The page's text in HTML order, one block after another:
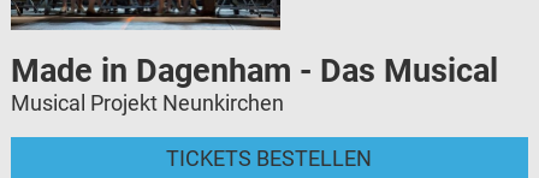
Made in Dagenham - Das Musical
Musical Projekt Neunkirchen
TICKETS BESTELLEN